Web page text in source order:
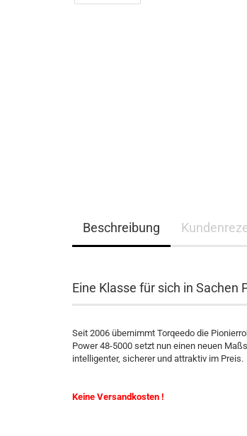
Beschreibung
Eine Klasse für sich in
Seit 2006 übernimmt Torqeedo die
Power 48-5000 setzt nun einen neuen
intelligenter, sicherer und attraktiv im Preis.
Keine Versandkosten !